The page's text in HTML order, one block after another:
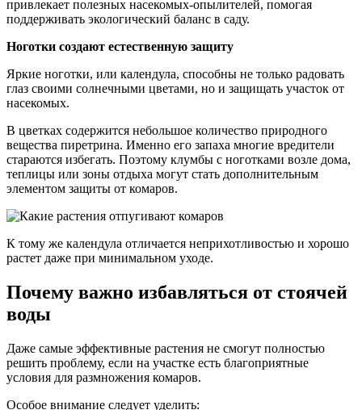
привлекает полезных насекомых-опылителей, помогая
поддерживать экологический баланс в саду.
Ноготки создают естественную защиту
Яркие ноготки, или календула, способны не только радовать
глаз своими солнечными цветами, но и защищать участок от
насекомых.
В цветках содержится небольшое количество природного
вещества пиретрина. Именно его запаха многие вредители
стараются избегать. Поэтому клумбы с ноготками возле дома,
теплицы или зоны отдыха могут стать дополнительным
элементом защиты от комаров.
К тому же календула отличается неприхотливостью и хорошо
растет даже при минимальном уходе.
Почему важно избавляться от стоячей
воды
Даже самые эффективные растения не смогут полностью
решить проблему, если на участке есть благоприятные
условия для размножения комаров.
Особое внимание следует уделить: